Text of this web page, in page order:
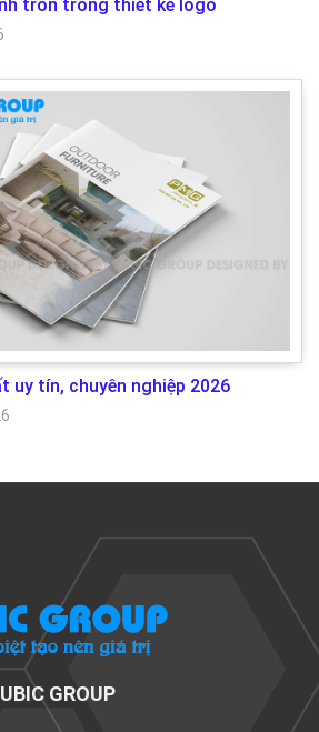
tròn trong thiết kế logo
uy tín, chuyên nghiệp 2026
GROUP